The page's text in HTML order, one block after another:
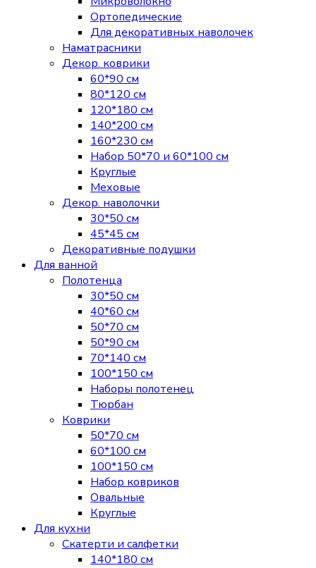
Ортопедические
Для декоративных наволочек
Наматрасники
Декор. коврики
60*90 см
80*120 см
120*180 см
140*200 см
160*230 см
Набор 50*70 и 60*100 см
Круглые
Меховые
Декор. наволочки
30*50 см
45*45 см
Декоративные подушки
Для ванной
Полотенца
30*50 см
40*60 см
50*70 см
50*90 см
70*140 см
100*150 см
Наборы полотенец
Тюрбан
Коврики
50*70 см
60*100 см
100*150 см
Набор ковриков
Овальные
Круглые
Для кухни
Скатерти и салфетки
140*180 см